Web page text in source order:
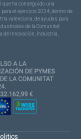
que ha conseguido una
el ejercicio 2024, dentro de
valenciana, de ayudas para
de la Comunitat
de Innovación, Industria,